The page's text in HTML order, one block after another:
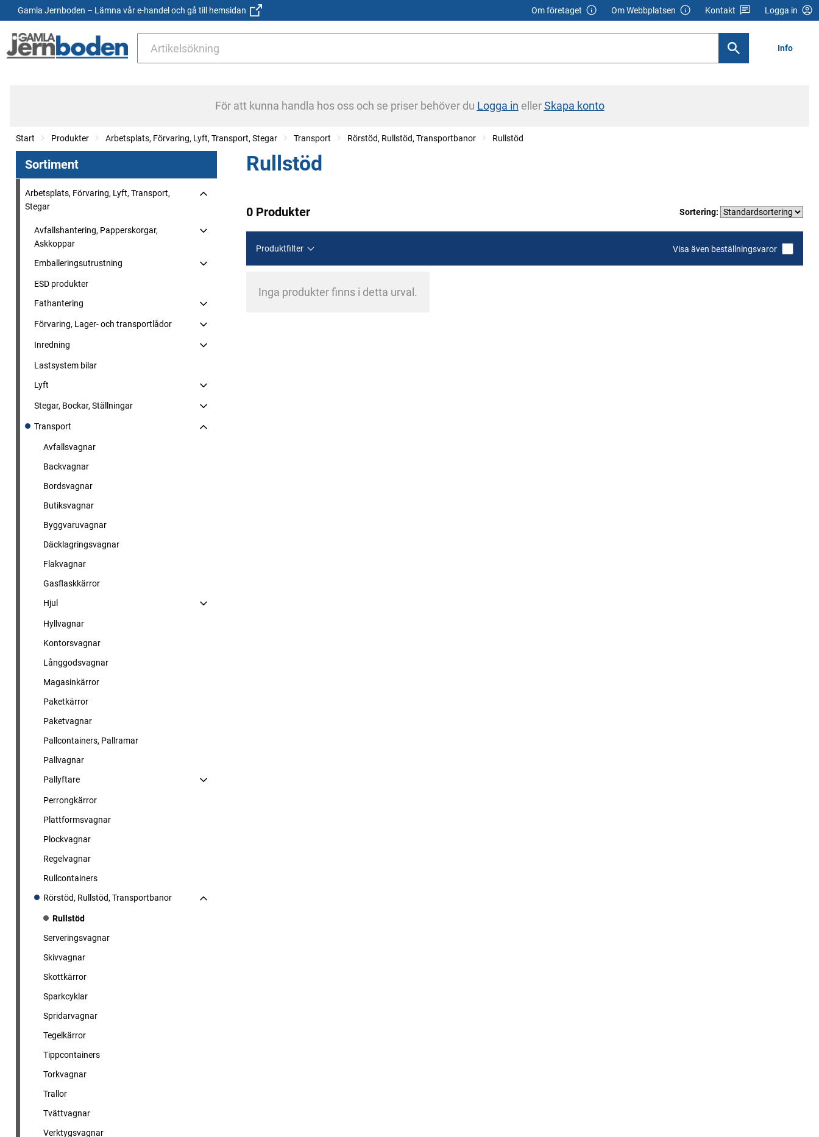
Gamla Jernboden – Lämna vår e-handel och gå till hemsidan Om företaget Om Webbplatsen Kontakt Logga in
Info
För att kunna handla hos oss och se priser behöver du Logga in ellerSkapa konto
Start Produkter Arbetsplats, Förvaring, Lyft, Transport, Stegar Transport Rörstöd, Rullstöd, Transportbanor Rullstöd
Sortiment
Arbetsplats, Förvaring, Lyft, Transport,
Stegar
Avfallshantering, Papperskorgar,
Askkoppar
Emballeringsutrustning
ESD produkter
Fathantering
Förvaring, Lager- och transportlådor
Inredning
Lastsystem bilar
Lyft
Stegar, Bockar, Ställningar
Transport
Avfallsvagnar
Backvagnar
Bordsvagnar
Butiksvagnar
Byggvaruvagnar
Däcklagringsvagnar
Flakvagnar
Gasflaskkärror
Hjul
Hyllvagnar
Kontorsvagnar
Långgodsvagnar
Magasinkärror
Paketkärror
Paketvagnar
Pallcontainers, Pallramar
Pallvagnar
Pallyftare
Perrongkärror
Plattformsvagnar
Plockvagnar
Regelvagnar
Rullcontainers
Rörstöd, Rullstöd, Transportbanor
Rullstöd
Serveringsvagnar
Skivvagnar
Skottkärror
Sparkcyklar
Spridarvagnar
Tegelkärror
Tippcontainers
Torkvagnar
Trallor
Tvättvagnar
Verktygsvagnar
Rullstöd
0 Produkter Sortering:
Produktfilter Visa även beställningsvaror
Inga produkter finns i detta urval.